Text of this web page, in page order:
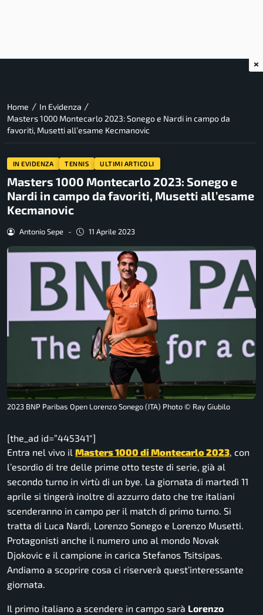
Home / In Evidenza /
Masters 1000 Montecarlo 2023: Sonego e Nardi in campo da
favoriti, Musetti all’esame Kecmanovic
IN EVIDENZA TENNIS ULTIMI ARTICOLI
Masters 1000 Montecarlo 2023: Sonego e
Nardi in campo da favoriti, Musetti all’esame
Kecmanovic
Antonio Sepe - 11 Aprile 2023
2023 BNP Paribas Open Lorenzo Sonego (ITA) Photo © Ray Giubilo
[the_ad id=”445341″]
Entra nel vivo il Masters 1000 di Montecarlo 2023, con
l’esordio di tre delle prime otto teste di serie, già al
secondo turno in virtù di un bye. La giornata di martedì 11
aprile si tingerà inoltre di azzurro dato che tre italiani
scenderanno in campo per il match di primo turno. Si
tratta di Luca Nardi, Lorenzo Sonego e Lorenzo Musetti.
Protagonisti anche il numero uno al mondo Novak
Djokovic e il campione in carica Stefanos Tsitsipas.
Andiamo a scoprire cosa ci riserverà quest’interessante
giornata.
Il primo italiano a scendere in campo sarà Lorenzo
×